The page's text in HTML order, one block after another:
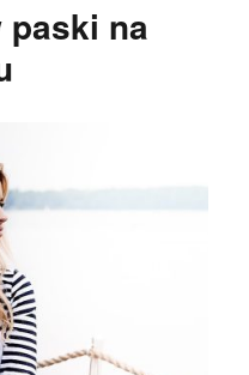
paski na